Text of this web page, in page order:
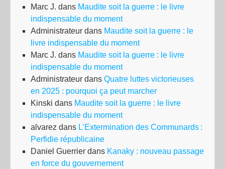
Marc J. dans Maudite soit la guerre : le livre
indispensable du moment
Administrateur dans Maudite soit la guerre : le
livre indispensable du moment
Marc J. dans Maudite soit la guerre : le livre
indispensable du moment
Administrateur dans Quatre luttes victorieuses
en 2025 : pourquoi ça peut marcher
Kinski dans Maudite soit la guerre : le livre
indispensable du moment
alvarez dans L’Extermination des Communards :
Perfidie républicaine
Daniel Guerrier dans Kanaky : nouveau passage
en force du gouvernement